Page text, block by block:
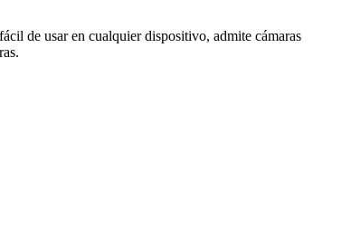
de usar en cualquier dispositivo, admite cámaras